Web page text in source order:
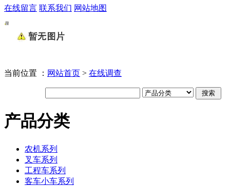
在线留言 联系我们 网站地图
当前位置 ： 网站首页 > 在线调查
产品分类
农机系列
叉车系列
工程车系列
客车小车系列